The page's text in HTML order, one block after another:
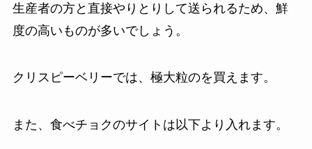
生産者の方と直接やりとりして送られるため、鮮
度の高いものが多いでしょう。
クリスピーベリーでは、極大粒のを買えます。
また、食べチョクのサイトは以下より入れます。